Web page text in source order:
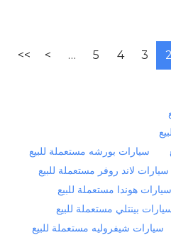
2
3
4
5
…
>
>>
سيارات بورشه مستعملة للبيع
سيارات لاند روفر مستعملة للبيع
سيارات هوندا مستعملة للبيع
بينتلي مستعملة للبيع
سيارات شيفروليه مستعملة للبيع